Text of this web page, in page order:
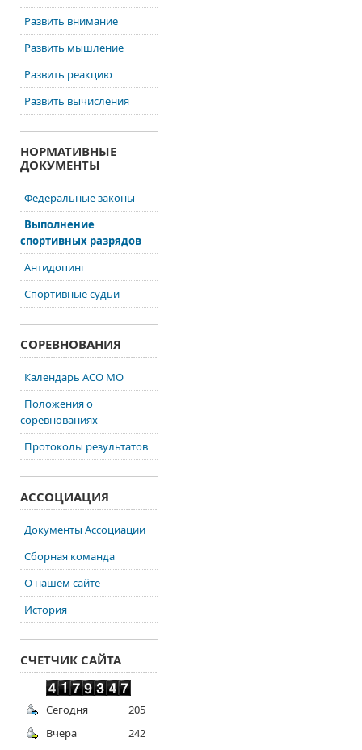
Развить внимание
Развить мышление
Развить реакцию
Развить вычисления
НОРМАТИВНЫЕ
ДОКУМЕНТЫ
Федеральные законы
Выполнение
спортивных разрядов
Антидопинг
Спортивные судьи
СОРЕВНОВАНИЯ
Календарь АСО МО
Положения о
соревнованиях
Протоколы результатов
АССОЦИАЦИЯ
Документы Ассоциации
Сборная команда
О нашем сайте
История
СЧЕТЧИК САЙТА
Сегодня
205
Вчера
242